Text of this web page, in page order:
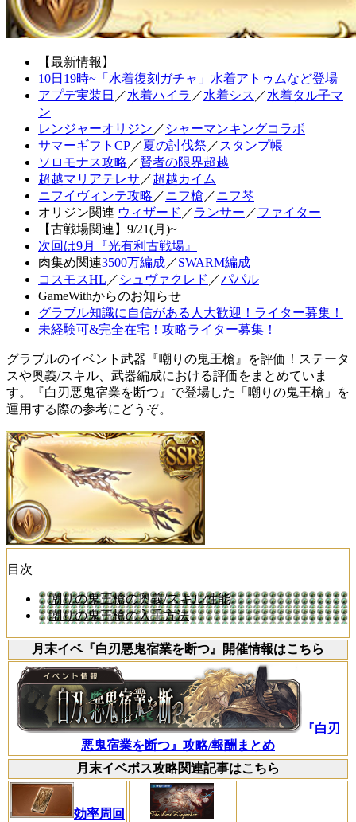
【最新情報】
10日19時~「水着復刻ガチャ」水着アトゥムなど登場
アプデ実装日 ／水着ハイラ ／水着シス ／水着タル子マ
ン
レンジャーオリジン ／ シャーマンキングコラボ
サマーギフトCP／夏の討伐祭 ／ スタンプ帳
ソロモナス攻略 ／賢者の限界超越
超越マリアテレサ ／超越カイム
ニフイヴィンテ攻略 ／ニフ槍 ／ニフ琴
オリジン関連 ウィザード ／ランサー ／ファイター
【古戦場関連】9/21(月)~
次回は9月『光有利古戦場』
肉集め関連3500万編成／SWARM編成
コスモスHL ／ シュヴァクレド ／パパル
GameWithからのお知らせ
グラブル知識に自信がある人大歓迎！ライター募集！
未経験可&完全在宅！攻略ライター募集！
グラブルのイベント武器『嘲りの鬼王槍』を評価！ステータ
スや奥義/スキル、武器編成における評価をまとめていま
す。『白刃悪鬼宿業を断つ』で登場した「嘲りの鬼王槍」を
運用する際の参考にどうぞ。
目次
嘲りの鬼王槍の奥義/スキル性能
嘲りの鬼王槍の入手方法
月末イベ『白刃悪鬼宿業を断つ』開催情報はこちら
『白刃
悪鬼宿業を断つ』攻略/報酬まとめ
月末イベボス攻略関連記事はこちら
効率周回